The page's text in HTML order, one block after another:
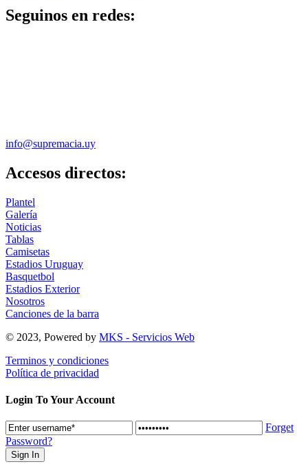
Seguinos en redes:
info@supremacia.uy
Accesos directos:
Plantel
Galería
Noticias
Tablas
Camisetas
Estadios Uruguay
Basquetbol
Estadios Exterior
Nosotros
Canciones de la barra
© 2023, Powered by MKS - Servicios Web
Terminos y condiciones
Política de privacidad
Login To Your Account
Forget
Password?